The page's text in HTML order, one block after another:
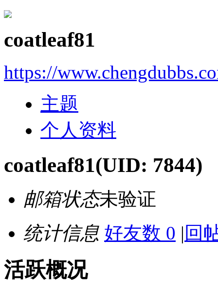
coatleaf81
https://
主题
个人资料
coatleaf81(UID: 7844)
邮箱状态未验证
统计信息 好友数 0 | 回
活跃概况